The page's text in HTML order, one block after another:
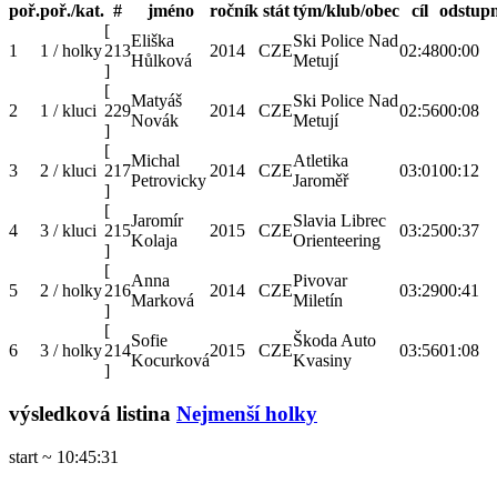
poř.poř./kat. # jméno ročník stát tým/klub/obec cíl odstup
1 1 / holky
[
213
]
Eliška
Hůlková
2014 CZE
Ski Police Nad
Metují
02:4800:00
2 1 / kluci
[
229
]
Matyáš
Novák
2014 CZE
Ski Police Nad
Metují
02:5600:08
3 2 / kluci
[
217
]
Michal
Petrovicky
2014 CZE
Atletika
Jaroměř
03:0100:12
4 3 / kluci
[
215
]
Jaromír
Kolaja
2015 CZE
Slavia Librec
Orienteering
03:2500:37
5 2 / holky
[
216
]
Anna
Marková
2014 CZE
Pivovar
Miletín
03:2900:41
6 3 / holky
[
214
]
Sofie
Kocurková
2015 CZE
Škoda Auto
Kvasiny
03:5601:08
výsledková listina Nejmenší holky
start ~ 10:45:31